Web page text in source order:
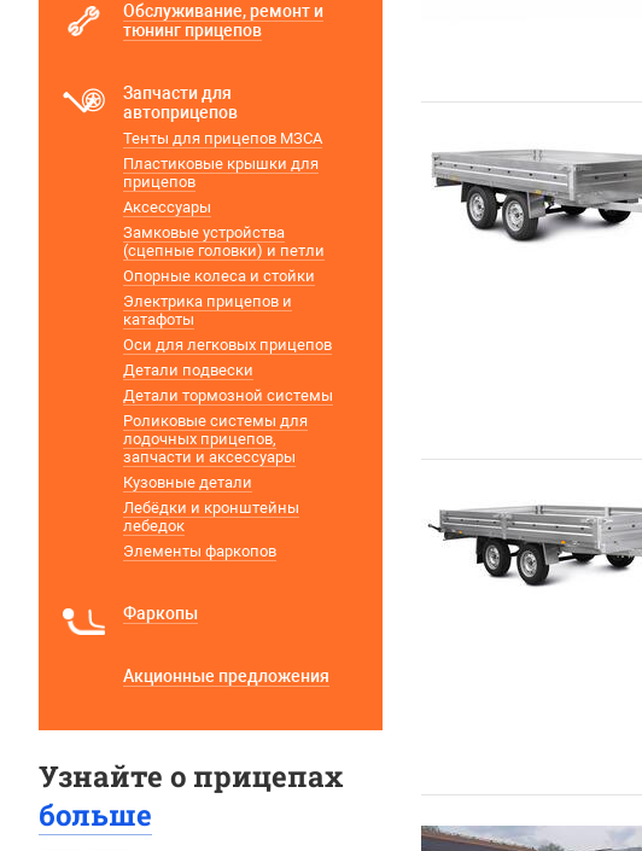
Обслуживание, ремонт и
тюнинг прицепов
Запчасти для
автоприцепов
Тенты для прицепов МЗСА
Пластиковые крышки для
прицепов
Аксессуары
Замковые устройства
(сцепные головки) и петли
Опорные колеса и стойки
Электрика прицепов и
катафоты
Оси для легковых прицепов
Детали подвески
Детали тормозной системы
Роликовые системы для
лодочных прицепов,
запчасти и аксессуары
Кузовные детали
Лебёдки и кронштейны
лебедок
Элементы фаркопов
Фаркопы
Акционные предложения
Узнайте о прицепах
больше